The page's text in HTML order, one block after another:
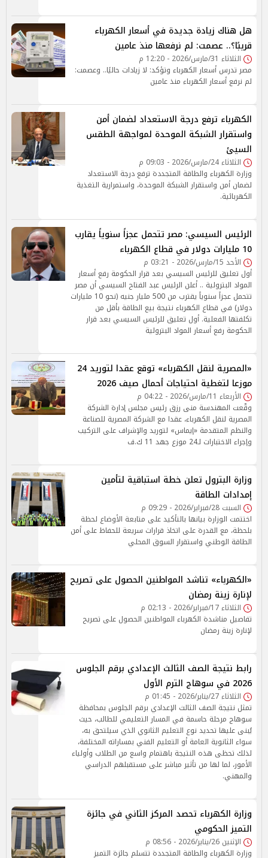
هل هناك زيادة جديدة في أسعار الكهرباء
قريبًا؟.. عصمت: لم نرفعها منذ عامين
الثلاثاء 31/مارس/2026 - 12:20 م
مصر تدرس أسعار الكهرباء وتؤكد: لا زيادات حاليًا.. وعصمت:
لم نرفع أسعار الكهرباء منذ عامين
الكهرباء ترفع درجة الاستعداد لضمان أمن
واستقرار الشبكة الموحدة لمواجهة الطقس
السيئ
الثلاثاء 24/مارس/2026 - 09:03 م
وزارة الكهرباء والطاقة المتجددة ترفع درجة الاستعداد
لضمان أمن واستقرار الشبكة الموحدة، واستمرارية التغذية
الكهربائية.
الرئيس السيسي: مصر تتحمل عجزاً سنوياً يقارب
10 مليارات دولار في قطاع الكهرباء
الأحد 15/مارس/2026 - 03:21 م
أول تعليق للرئيس السيسي بعد قرار الحكومة رفع أسعار
المواد البترولية .. أعلن الرئيس عبد الفتاح السيسي أن مصر
تتحمل عجزاً سنوياً يقترب من 500 مليار جنيه (نحو 10 مليارات
دولار) في قطاع الكهرباء نتيجة بيع الطاقة بأقل من
تكلفتها الفعلية. أول تعليق للرئيس السيسي بعد قرار
الحكومة رفع أسعار المواد البترولية
«المصرية لنقل الكهرباء» توقع عقدا لتوريد 24
موزعا لتغطية احتياجات أحمال صيف 2026
الأربعاء 11/مارس/2026 - 04:22 م
وقّعت المهندسة منى رزق رئيس مجلس إدارة الشركة
المصرية لنقل الكهرباء، عقدا مع الشركة المصرية للصناعة
والنظم المتقدمة «إيماس» لتوريد والإشراف على التركيب
وإجراء الاختبارات لـ24 موزع جهد 11 ك.ف
وزارة البترول تعلن خطة استباقية لتأمين
إمدادات الطاقة
السبت 28/فبراير/2026 - 09:29 م
اختتمت الوزارة بيانها بالتأكيد على متابعة الأوضاع لحظة
بلحظة، مع القدرة على اتخاذ قرارات سريعة للحفاظ على أمن
الطاقة الوطني واستقرار السوق المحلي
«الكهرباء» تناشد المواطنين الحصول على تصريح
لإنارة زينة رمضان
الثلاثاء 17/فبراير/2026 - 02:13 م
تفاصيل مناشدة الكهرباء المواطنين الحصول على تصريح
لإنارة زينة رمضان
رابط نتيجة الصف الثالث الإعدادي برقم الجلوس
2026 في سوهاج الترم الأول
الثلاثاء 27/يناير/2026 - 01:45 م
تمثل نتيجة الصف الثالث الإعدادي برقم الجلوس بمحافظة
سوهاج مرحلة حاسمة في المسار التعليمي للطالب، حيث
يُبنى عليها تحديد نوع التعليم الثانوي الذي سيلتحق به،
سواء الثانوية العامة أو التعليم الفني بمساراته المختلفة،
لذلك تحظى هذه النتيجة باهتمام واسع من الطلاب وأولياء
الأمور، لما لها من تأثير مباشر على مستقبلهم الدراسي
والمهني.
وزارة الكهرباء تحصد المركز الثاني في جائزة
التميز الحكومي
الإثنين 26/يناير/2026 - 08:56 م
وزارة الكهرباء والطاقة المتجددة تتسلم جائزة التميز